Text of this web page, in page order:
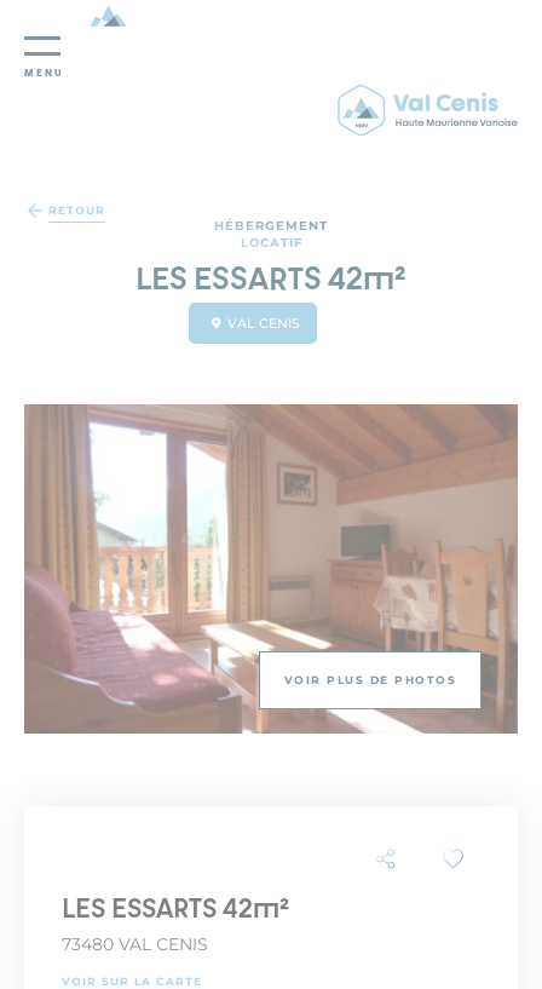
MENU
RETOUR
HÉBERGEMENT
LOCATIF
LES ESSARTS 42m²
VAL CENIS
VOIR PLUS DE PHOTOS
LES ESSARTS 42m²
73480 VAL CENIS
VOIR SUR LA CARTE